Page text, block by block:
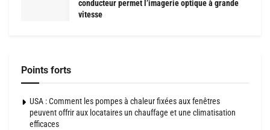
conducteur permet l’imagerie optique à grande
vitesse
Points forts
USA : Comment les pompes à chaleur fixées aux fenêtres
peuvent offrir aux locataires un chauffage et une climatisation
efficaces